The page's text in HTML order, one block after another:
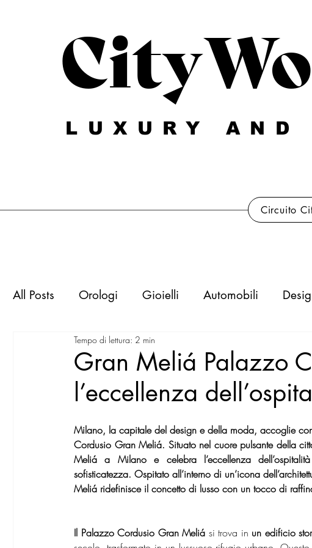
LUXURY AND
Circuito
All Posts Orologi Gioielli Automobili
Libri & Books Sportive d'epoca
Exclusive Places Gallerie Mostre Moda
MilanoWorld Shopping Guide RomaWorld
FirenzeWorld Shopping Guide NapoliWorld
milano world confidential
Gran Meliá Palazzo
l’eccellenza
Tempo di lettura: 2 min
Milano, la capitale del design e della moda, accoglie
Cordusio Gran Meliá. Situato nel cuore pulsante della
Meliá a Milano e celebra l’eccellenza
sofisticatezza. Ospitato all’interno di un’icona
Meliá ridefinisce il concetto di lusso con un tocco di
Il Palazzo Cordusio Gran Meliá si trova in un edificio